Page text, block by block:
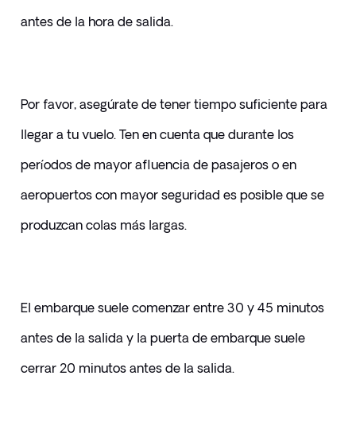
antes de la hora de salida.
Por favor, asegúrate de tener tiempo suficiente para
llegar a tu vuelo. Ten en cuenta que durante los
períodos de mayor afluencia de pasajeros o en
aeropuertos con mayor seguridad es posible que se
produzcan colas más largas.
El embarque suele comenzar entre 30 y 45 minutos
antes de la salida y la puerta de embarque suele
cerrar 20 minutos antes de la salida.